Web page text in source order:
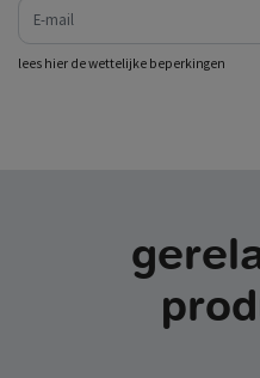
lees hier de wettelijke beperkingen